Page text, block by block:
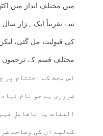
میں مختلف انداز میں
سے تقریباً ایک ہزار سال
کی قبولیت مل گئی،
مختلف قسم کے ترجموں
اس بحث کے اختتام پر
ضروری ہے جو نام
التفات یا ناقابلِ
کےلیے ان کی وضاحت